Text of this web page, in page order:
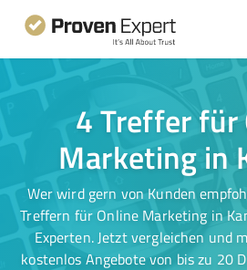
4 Treffer für
Marketing in
Wer wird gern von Kunden
Treffern für Online Marketing in
Experten. Jetzt vergleichen und
kostenlos Angebote von bis zu 20